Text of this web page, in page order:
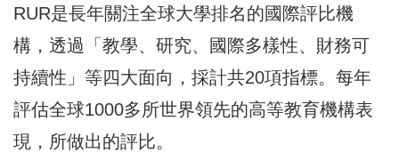
RUR是長年關注全球大學排名的國際評比機
構，透過「教學、研究、國際多樣性、財務可
持續性」等四大面向，採計共20項指標。每年
評估全球1000多所世界領先的高等教育機構表
現，所做出的評比。